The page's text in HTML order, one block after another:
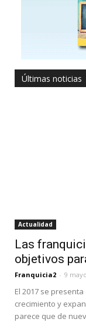
Últimas noticias
Actualidad
Las
objetivos
Franquicia2 - 9
El 2017 se
crecimiento y
parece que de